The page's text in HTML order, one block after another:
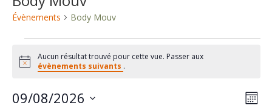
Évènements Body Mouv
Évènements
Notice
Aucun résultat trouvé pour cette vue. Passer aux
évènements suivants .
Mois
09/08/2026